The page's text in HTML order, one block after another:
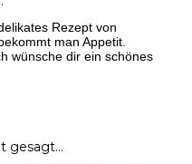
Rezept von
man Appetit.
wünsche dir ein schönes
gesagt…